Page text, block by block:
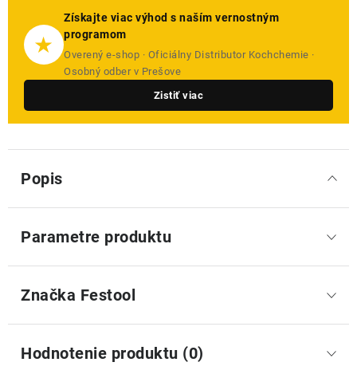
★
Získajte viac výhod s naším vernostným
programom
Overený e-shop · Oficiálny Distributor Kochchemie ·
Osobný odber v Prešove
Zistiť viac
Popis
Parametre produktu
Značka Festool
Hodnotenie produktu (0)